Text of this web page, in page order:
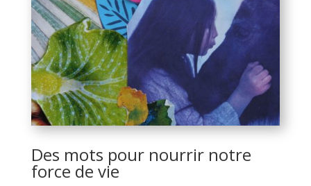
Des mots pour nourrir notre
force de vie